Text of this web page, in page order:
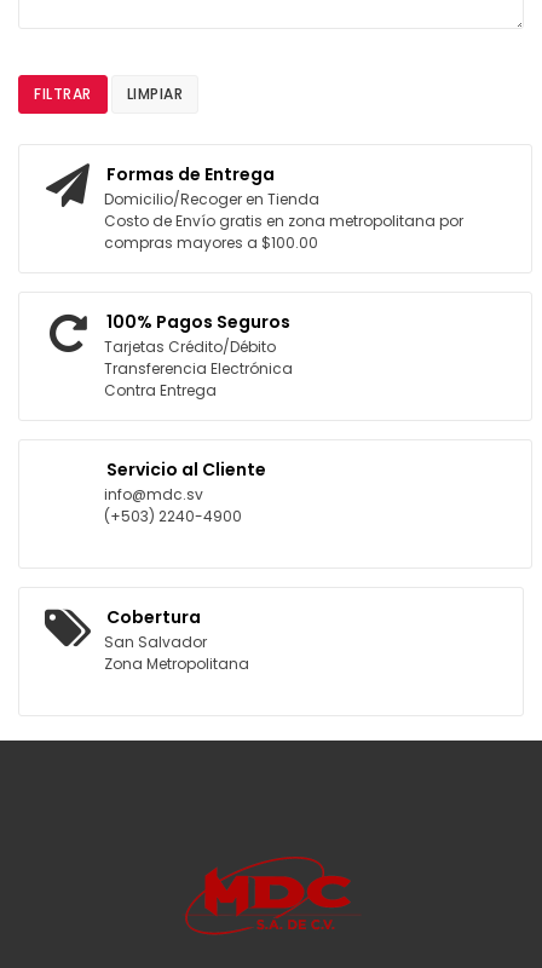
FILTRAR LIMPIAR
Formas de Entrega
Domicilio/Recoger en Tienda
Costo de Envío gratis en zona metropolitana por
compras mayores a $100.00
100% Pagos Seguros
Tarjetas Crédito/Débito
Transferencia Electrónica
Contra Entrega
Servicio al Cliente
info@mdc.sv
(+503) 2240-4900
Cobertura
San Salvador
Zona Metropolitana